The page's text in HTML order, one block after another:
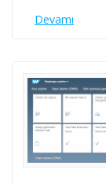
Devamı